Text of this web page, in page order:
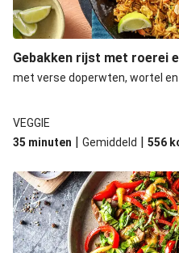
Gebakken rijst met roerei
met verse doperwten, wortel
VEGGIE
35 minuten | Gemiddeld | 556